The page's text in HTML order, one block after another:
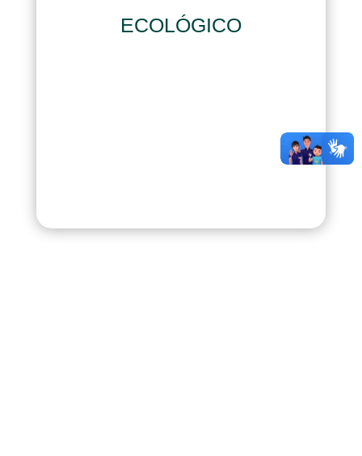
ECOLÓGICO